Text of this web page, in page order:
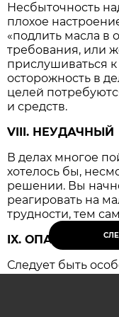
Несбыточность
плохое
«подлить масла в
требования, или
прислушиваться
осторожность в
целей
и средств.
VIII. НЕУДАЧНЫЙ
В делах многое
хотелось бы,
решении. Вы
реагировать на
трудности, тем
IX. ОПАСНЫЙ
Следует быть